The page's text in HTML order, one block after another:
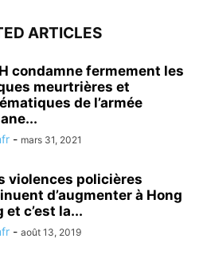
ARTICLES
condamne fermement les
meurtrières et
de l’armée
- mars 31, 2021
violences policières
d’augmenter à Hong
et c’est la...
- août 13, 2019